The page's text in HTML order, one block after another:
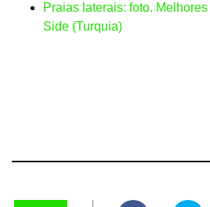
Praias laterais: foto.
Side (Turquia)